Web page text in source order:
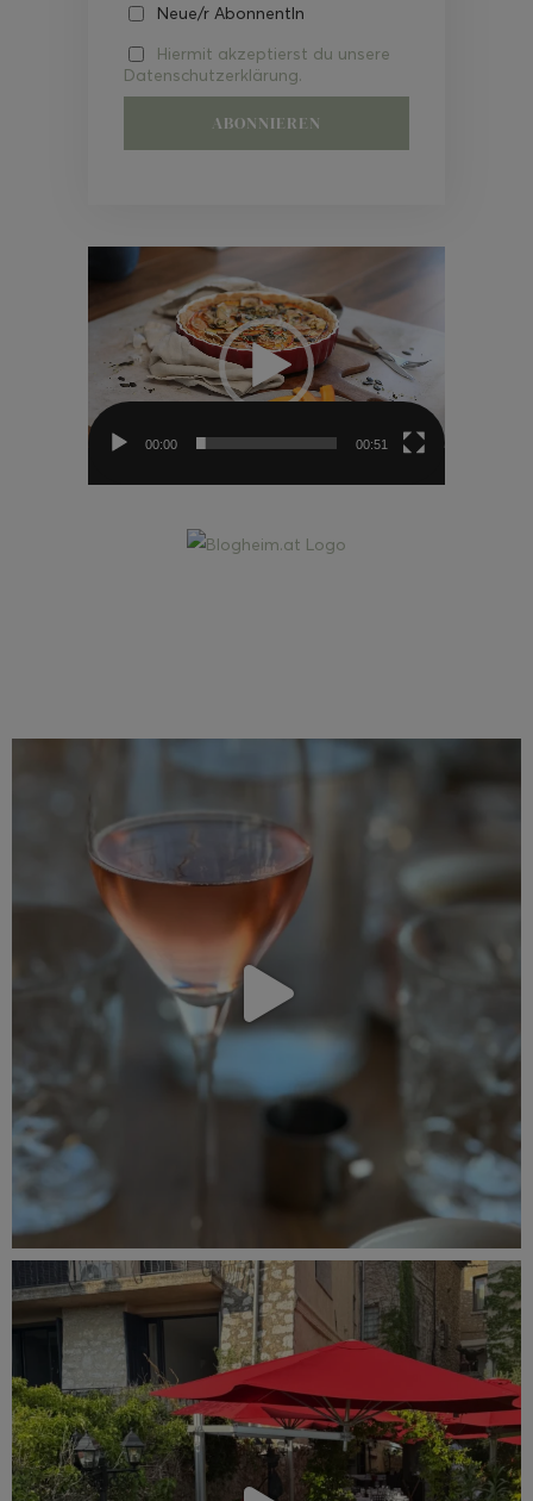
Neue/r AbonnentIn
Hiermit akzeptierst du unsere
Datenschutzerklärung.
Video-
00:00 00:51